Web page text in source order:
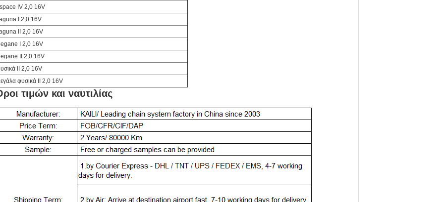
IV 2,0 16V
Ι 2,0 16V
ΙΙ 2,0 16V
Ι 2,0 16V
ΙΙ 2,0 16V
ΙΙ 2,0 16V
φυσικά ΙΙ 2,0 16V
τιμών και ναυτιλίας